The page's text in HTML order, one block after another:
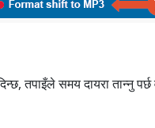
तपाइँले समय दायरा तान्नु